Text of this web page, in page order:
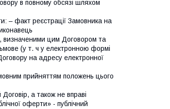
в повному обсязі шляхом
– факт реєстрації Замовника на
визначеними цим Договором та
(у т. ч у електронною формі
на адресу електронної
прийняттям положень цього
а також не вправі
оферти» - публічний